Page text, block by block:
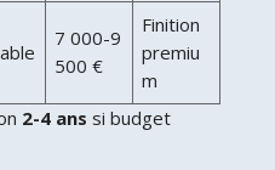
7 000-9
500 €
Finition
premiu
m
2-4 ans si budget